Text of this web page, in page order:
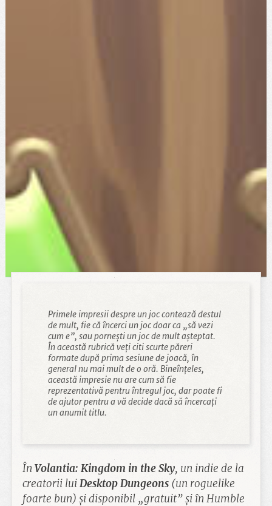
Primele impresii despre un joc contează destul
de mult, fie că încerci un joc doar ca „să vezi
cum e”, sau pornești un joc de mult așteptat.
În această rubrică veți citi scurte păreri
formate după prima sesiune de joacă, în
general nu mai mult de o oră. Bineînțeles,
această impresie nu are cum să fie
reprezentativă pentru întregul joc, dar poate fi
de ajutor pentru a vă decide dacă să încercați
un anumit titlu.
În Volantia: Kingdom in the Sky, un indie de la
creatorii luiDesktop Dungeons(un roguelike
foarte bun) și disponibil „gratuit” și în Humble